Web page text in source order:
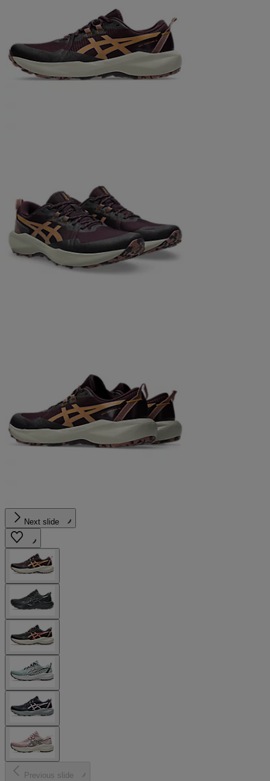
Next slide
Previous slide